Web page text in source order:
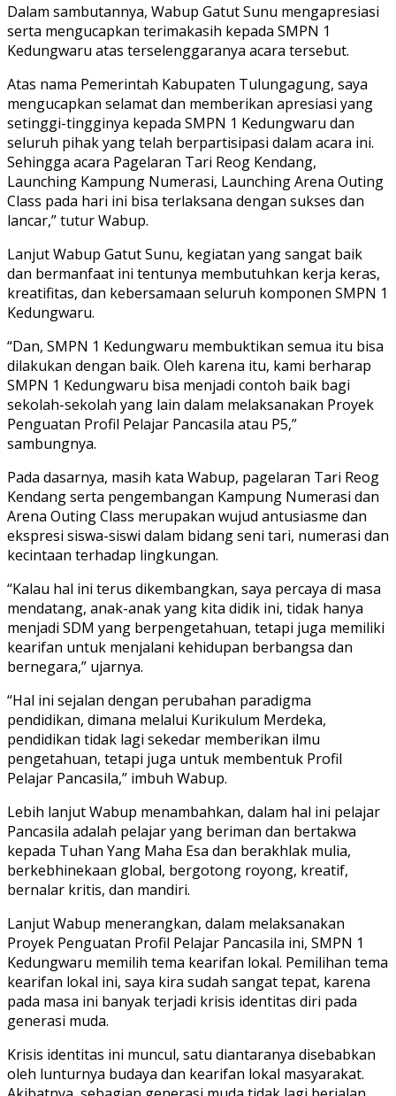
Dalam sambutannya, Wabup Gatut Sunu mengapresiasi
serta mengucapkan terimakasih kepada SMPN 1
Kedungwaru atas terselenggaranya acara tersebut.
Atas nama Pemerintah Kabupaten Tulungagung, saya
mengucapkan selamat dan memberikan apresiasi yang
setinggi-tingginya kepada SMPN 1 Kedungwaru dan
seluruh pihak yang telah berpartisipasi dalam acara ini.
Sehingga acara Pagelaran Tari Reog Kendang,
Launching Kampung Numerasi, Launching Arena Outing
Class pada hari ini bisa terlaksana dengan sukses dan
lancar,” tutur Wabup.
Lanjut Wabup Gatut Sunu, kegiatan yang sangat baik
dan bermanfaat ini tentunya membutuhkan kerja keras,
kreatifitas, dan kebersamaan seluruh komponen SMPN 1
Kedungwaru.
“Dan, SMPN 1 Kedungwaru membuktikan semua itu bisa
dilakukan dengan baik. Oleh karena itu, kami berharap
SMPN 1 Kedungwaru bisa menjadi contoh baik bagi
sekolah-sekolah yang lain dalam melaksanakan Proyek
Penguatan Profil Pelajar Pancasila atau P5,”
sambungnya.
Pada dasarnya, masih kata Wabup, pagelaran Tari Reog
Kendang serta pengembangan Kampung Numerasi dan
Arena Outing Class merupakan wujud antusiasme dan
ekspresi siswa-siswi dalam bidang seni tari, numerasi dan
kecintaan terhadap lingkungan.
“Kalau hal ini terus dikembangkan, saya percaya di masa
mendatang, anak-anak yang kita didik ini, tidak hanya
menjadi SDM yang berpengetahuan, tetapi juga memiliki
kearifan untuk menjalani kehidupan berbangsa dan
bernegara,” ujarnya.
“Hal ini sejalan dengan perubahan paradigma
pendidikan, dimana melalui Kurikulum Merdeka,
pendidikan tidak lagi sekedar memberikan ilmu
pengetahuan, tetapi juga untuk membentuk Profil
Pelajar Pancasila,” imbuh Wabup.
Lebih lanjut Wabup menambahkan, dalam hal ini pelajar
Pancasila adalah pelajar yang beriman dan bertakwa
kepada Tuhan Yang Maha Esa dan berakhlak mulia,
berkebhinekaan global, bergotong royong, kreatif,
bernalar kritis, dan mandiri.
Lanjut Wabup menerangkan, dalam melaksanakan
Proyek Penguatan Profil Pelajar Pancasila ini, SMPN 1
Kedungwaru memilih tema kearifan lokal. Pemilihan tema
kearifan lokal ini, saya kira sudah sangat tepat, karena
pada masa ini banyak terjadi krisis identitas diri pada
generasi muda.
Krisis identitas ini muncul, satu diantaranya disebabkan
oleh lunturnya budaya dan kearifan lokal masyarakat.